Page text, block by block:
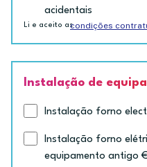
acidentais
Li e aceito ascondições
Instalação de
Instalação forno
Instalação forno
equipamento antigo